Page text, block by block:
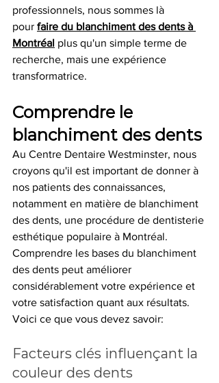
professionnels, nous sommes là
pour faire du blanchiment des dents à
Montréal plus qu'un simple terme de
recherche, mais une expérience
transformatrice.
Comprendre le
blanchiment des dents
Au Centre Dentaire Westminster, nous
croyons qu'il est important de donner à
nos patients des connaissances,
notamment en matière de blanchiment
des dents, une procédure de dentisterie
esthétique populaire à Montréal.
Comprendre les bases du blanchiment
des dents peut améliorer
considérablement votre expérience et
votre satisfaction quant aux résultats.
Voici ce que vous devez savoir:
Facteurs clés influençant la
couleur des dents